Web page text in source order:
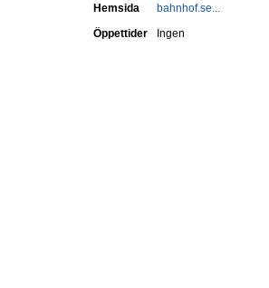
Hemsida
bahnhof.se...
Öppettider
Ingen